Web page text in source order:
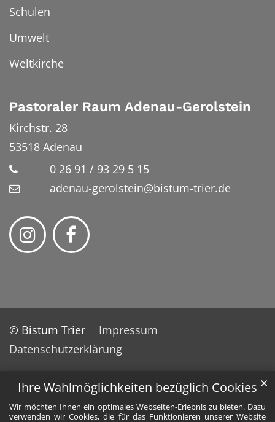
Ihre Wahlmöglichkeiten bezüglich Cookies
Wir möchten Ihnen ein optimales Webseiten-Erlebnis zu bieten. Dazu
verwenden wir Cookies, die für das Funktionieren unserer Website
✕
Schulen
Umwelt
Weltkirche
Pastoraler Raum Adenau-Gerolstein
Kirchstr. 28
53518 Adenau
0 26 91 / 93 29 5 15
adenau-gerolstein@bistum-trier.de
© Bistum Trier
Impressum
Datenschutzerklärung